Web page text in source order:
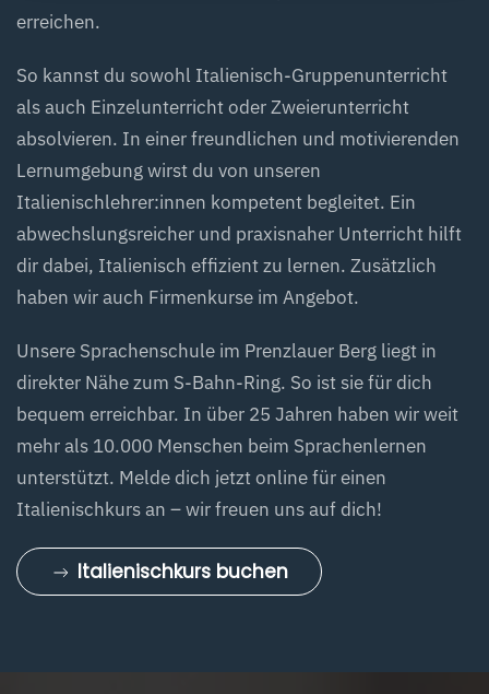
erreichen.
So kannst du sowohl Italienisch-Gruppenunterricht
als auch Einzelunterricht oder Zweierunterricht
absolvieren. In einer freundlichen und motivierenden
Lernumgebung wirst du von unseren
Italienischlehrer:innen kompetent begleitet. Ein
abwechslungsreicher und praxisnaher Unterricht hilft
dir dabei, Italienisch effizient zu lernen. Zusätzlich
haben wir auch Firmenkurse im Angebot.
Unsere Sprachenschule im Prenzlauer Berg liegt in
direkter Nähe zum S-Bahn-Ring. So ist sie für dich
bequem erreichbar. In über 25 Jahren haben wir weit
mehr als 10.000 Menschen beim Sprachenlernen
unterstützt. Melde dich jetzt online für einen
Italienischkurs an – wir freuen uns auf dich!
Italienischkurs buchen